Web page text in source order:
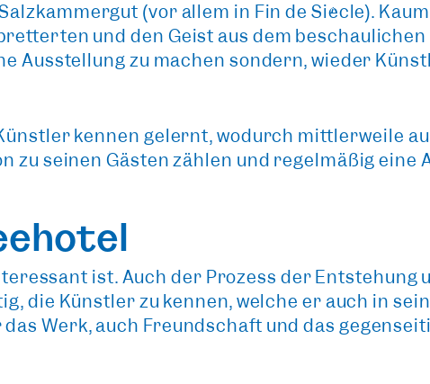
(vor allem in Fin de Siècle).
und den Geist aus dem
Ausstellung zu machen sondern, wieder
kennen gelernt, wodurch mittlerweile
zu seinen Gästen zählen und regelmäßig eine
ist. Auch der Prozess der Entstehung
die Künstler zu kennen, welche er auch in
Werk, auch Freundschaft und das